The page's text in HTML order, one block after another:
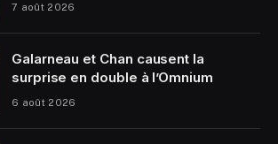
7 août 2026
Galarneau et Chan causent la
surprise en double à l’Omnium
6 août 2026